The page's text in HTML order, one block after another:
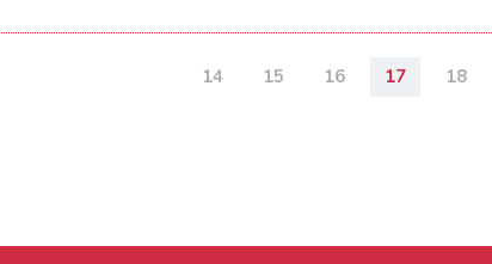
14 15 16 17 18